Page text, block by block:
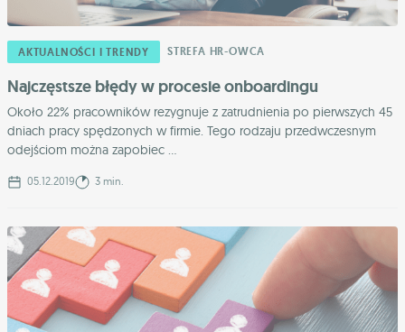
AKTUALNOŚCI I TRENDY STREFA HR-OWCA
Najczęstsze błędy w procesie onboardingu
Około 22% pracowników rezygnuje z zatrudnienia po pierwszych 45
dniach pracy spędzonych w firmie. Tego rodzaju przedwczesnym
odejściom można zapobiec ...
05.12.2019 3 min.